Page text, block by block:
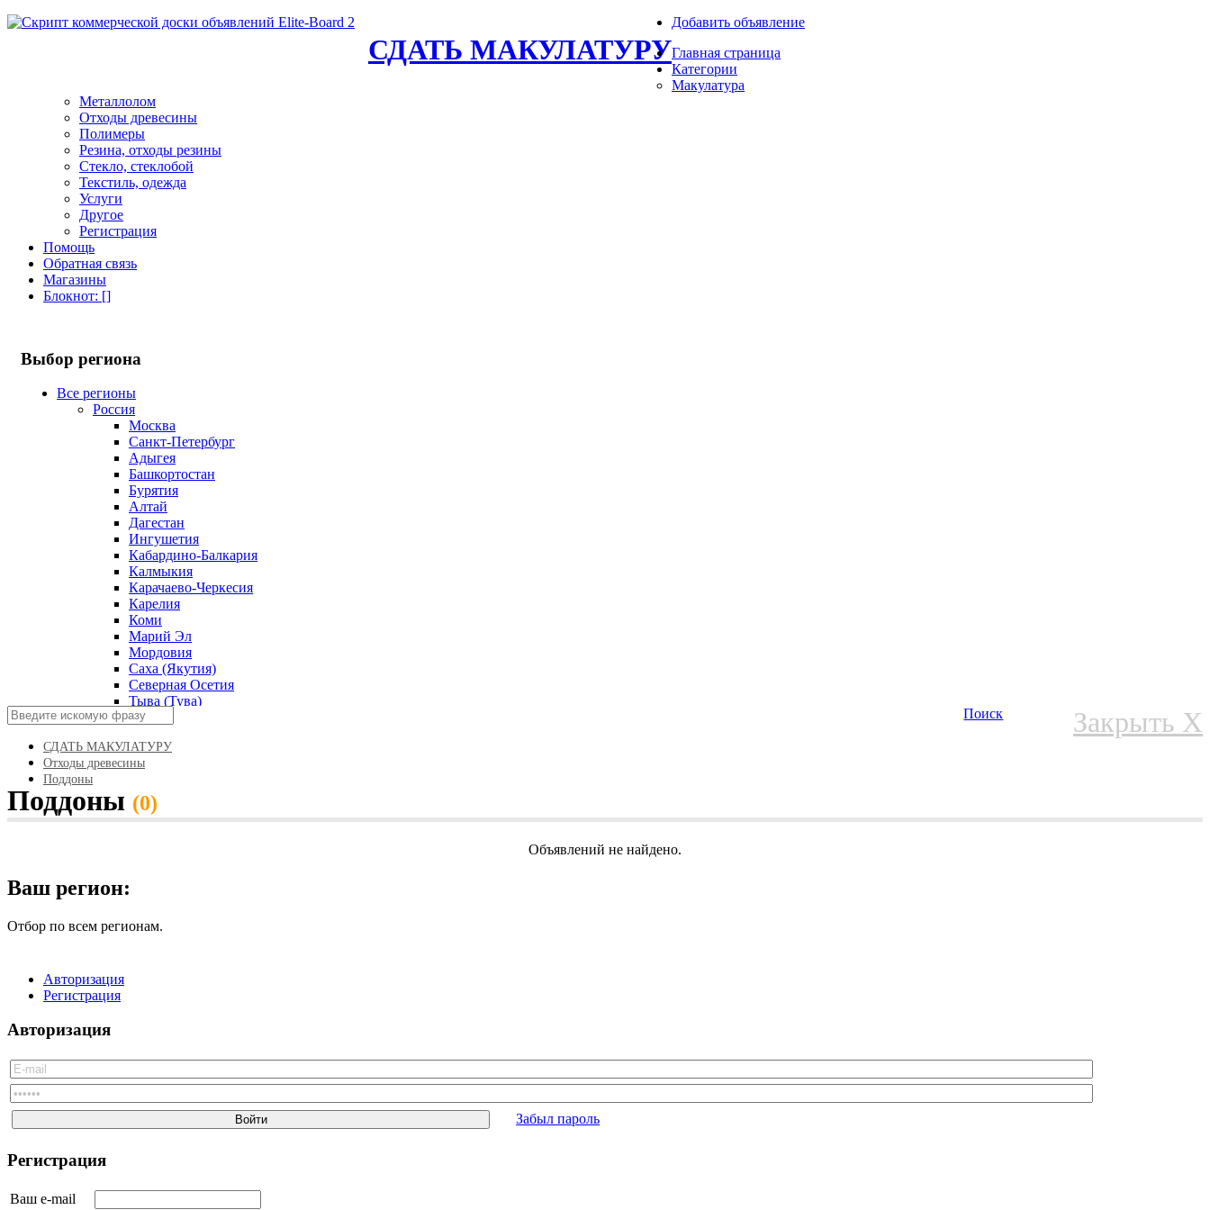
СДАТЬ МАКУЛАТУРУ
Добавить объявление
Главная страница
Категории
Макулатура
Металлолом
Отходы древесины
Полимеры
Резина, отходы резины
Стекло, стеклобой
Текстиль, одежда
Услуги
Другое
Регистрация
Помощь
Обратная связь
Магазины
Блокнот: []
Выбор региона
Все регионы
Россия
Москва
Санкт-Петербург
Адыгея
Башкортостан
Бурятия
Алтай
Дагестан
Ингушетия
Кабардино-Балкария
Калмыкия
Карачаево-Черкесия
Карелия
Коми
Марий Эл
Мордовия
Саха (Якутия)
Северная Осетия
Тыва (Тува)
Удмуртская Республика
Чеченская Республика
Чувашская Республика
Краснодарский край
Красноярский край
Белгородская область
Калининградская область
Калужская область
Кемеровская область
Камчатская область
Кировская область
Ленинградская область
Закрыть X
Поиск
СДАТЬ МАКУЛАТУРУ
Отходы древесины
Поддоны
Поддоны (0)
Объявлений не найдено.
Ваш регион:
Отбор по всем регионам.
Авторизация
Регистрация
Авторизация
Забыл пароль
Регистрация
Ваш e-mail